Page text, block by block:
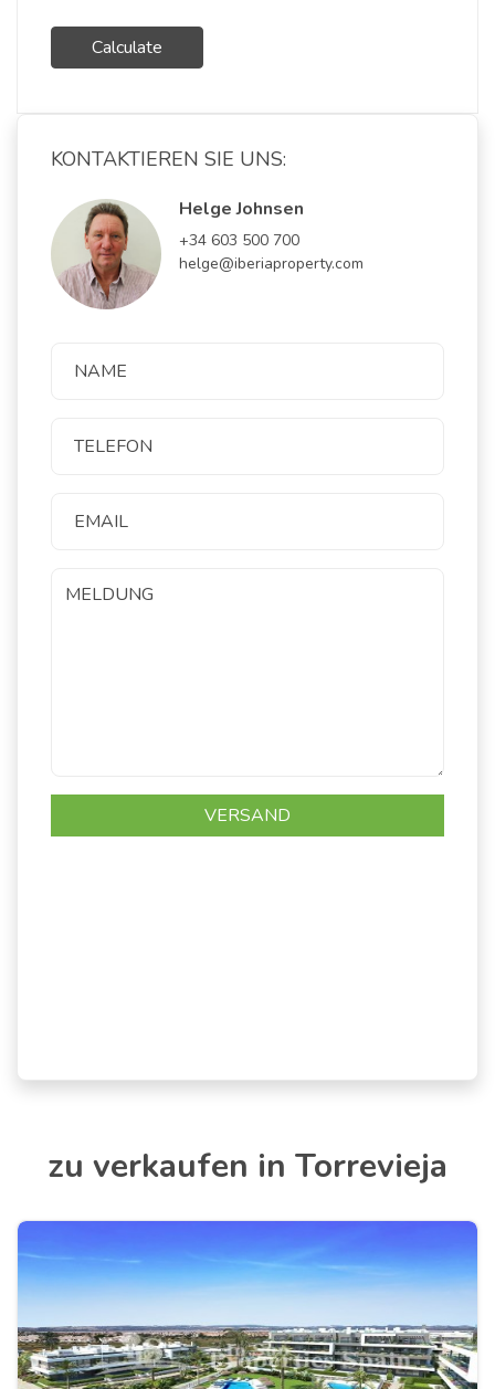
Calculate
KONTAKTIEREN SIE UNS:
Helge Johnsen
+34 603 500 700
helge@iberiaproperty.com
zu verkaufen in Torrevieja